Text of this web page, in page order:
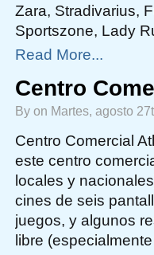
Zara, Stradivarius,
Sportszone, Lady
Read More...
Centro
By on Martes, agosto
Centro Comercial
este centro
locales y
cines de seis
juegos, y algunos
libre